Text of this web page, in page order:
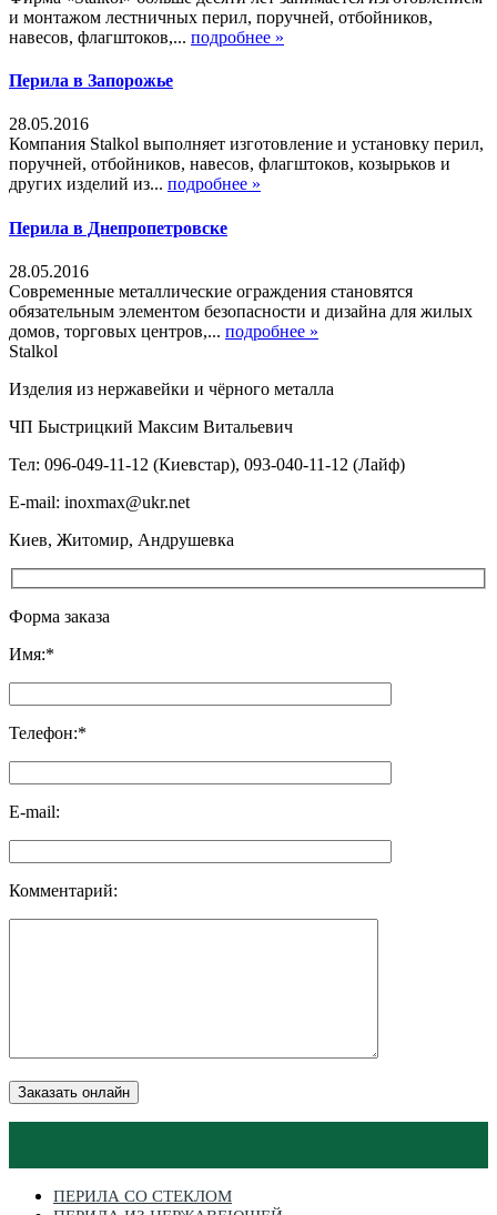
и монтажом лестничных перил, поручней, отбойников,
навесов, флагштоков,... подробнее »
Перила в Запорожье
28.05.2016
Компания Stalkol выполняет изготовление и установку перил,
поручней, отбойников, навесов, флагштоков, козырьков и
других изделий из... подробнее »
Перила в Днепропетровске
28.05.2016
Современные металлические ограждения становятся
обязательным элементом безопасности и дизайна для жилых
домов, торговых центров,... подробнее »
Stalkol
Изделия из нержавейки и чёрного металла
ЧП Быстрицкий Максим Витальевич
Тел: 096-049-11-12 (Киевстар), 093-040-11-12 (Лайф)
E-mail: inoxmax@ukr.net
Киев, Житомир, Андрушевка
Форма заказа
Имя:*
Телефон:*
E-mail:
Комментарий:
Заказать онлайн
ПЕРИЛА СО СТЕКЛОМ